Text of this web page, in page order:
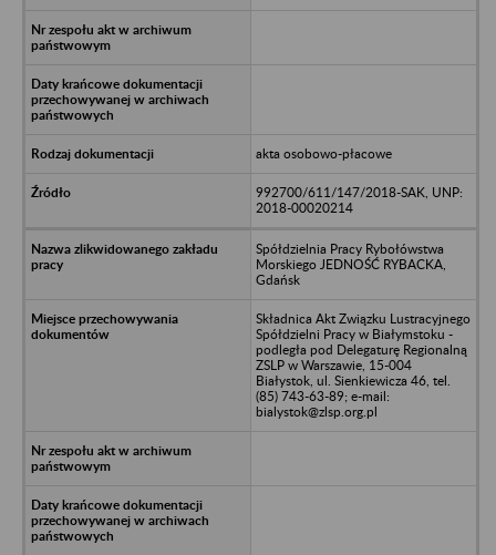
akta osobowo-płacowe
992700/611/147/2018-SAK, UNP:
2018-00020214
Spółdzielnia Pracy Rybołówstwa
Morskiego JEDNOŚĆ RYBACKA,
Gdańsk
Składnica Akt Związku Lustracyjnego
Spółdzielni Pracy w Białymstoku -
podległa pod Delegaturę Regionalną
ZSLP w Warszawie, 15-004
Białystok, ul. Sienkiewicza 46, tel.
(85) 743-63-89; e-mail:
bialystok@zlsp.org.pl